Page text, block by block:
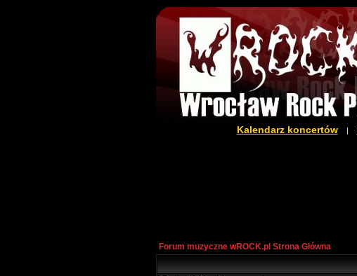
Kalendarz koncertów|
Forum muzyczne wROCK.pl Strona Główna